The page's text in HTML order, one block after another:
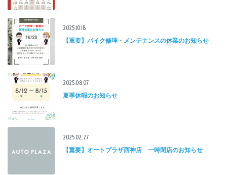
2025.10.18
【重要】バイク修理・メンテナンスの休業のお知らせ
2025.08.07
夏季休暇のお知らせ
2025.02.27
【重要】オートプラザ西神店 一時閉店のお知らせ